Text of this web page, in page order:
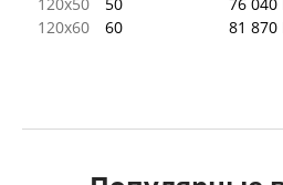
120x60
60 81 870